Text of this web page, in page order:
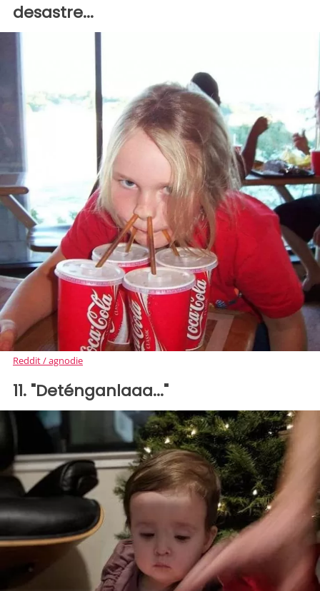
desastre...
Reddit / agnodie
11. "Deténganlaaa..."